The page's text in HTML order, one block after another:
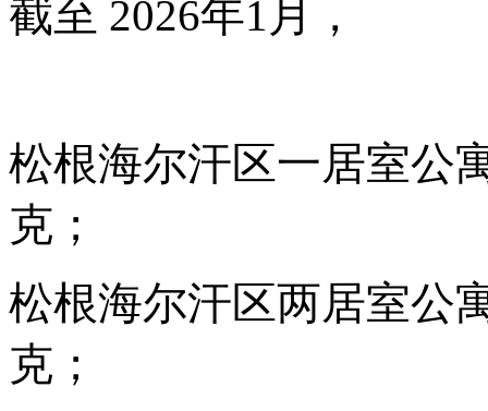
截至 2026年1月，
松根海尔汗区一居室公
克；
松根海尔汗区两居室公
克；